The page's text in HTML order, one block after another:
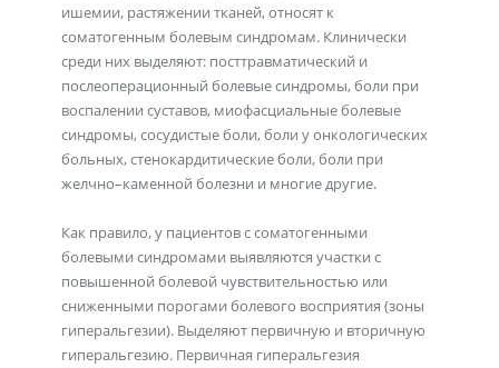
ишемии, растяжении тканей, относят к
соматогенным болевым синдромам. Клинически
среди них выделяют: посттравматический и
послеоперационный болевые синдромы, боли при
воспалении суставов, миофасциальные болевые
синдромы, сосудистые боли, боли у онкологических
больных, стенокардитические боли, боли при
желчно–каменной болезни и многие другие.
Как правило, у пациентов с соматогенными
болевыми синдромами выявляются участки с
повышенной болевой чувствительностью или
сниженными порогами болевого восприятия (зоны
гиперальгезии). Выделяют первичную и вторичную
гиперальгезию. Первичная гиперальгезия